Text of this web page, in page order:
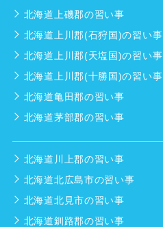
北海道上磯郡の習い事
北海道上川郡(石狩国)の習い事
北海道上川郡(天塩国)の習い事
北海道上川郡(十勝国)の習い事
北海道亀田郡の習い事
北海道茅部郡の習い事
北海道川上郡の習い事
北海道北広島市の習い事
北海道北見市の習い事
北海道釧路郡の習い事